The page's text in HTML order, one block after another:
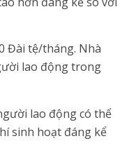
Đài tệ/tháng. Nhà
lao động trong
lao động có thể
sinh hoạt đáng kể